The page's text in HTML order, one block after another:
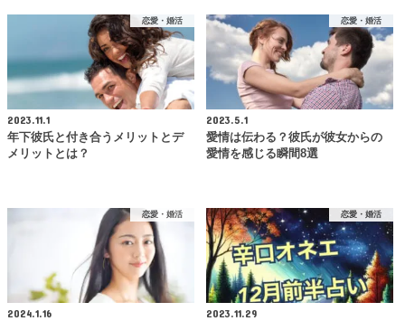
恋愛・婚活
2023.11.1
年下彼氏と付き合うメリットとデ
メリットとは？
恋愛・婚活
2023.5.1
愛情は伝わる？彼氏が彼女からの
愛情を感じる瞬間8選
恋愛・婚活
2024.1.16
恋愛・婚活
2023.11.29